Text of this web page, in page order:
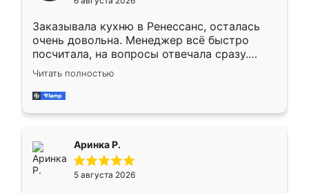
мебели буду заказывать только здесь.
Заказывала кухню в Ренессанс, осталась
очень довольна. Менеджер всё быстро
посчитала, на вопросы отвечала сразу.
Замерщик приехал в субботу, подошёл к
делу со всей ответственностью. Собрали
за день, ребята работали аккуратно, даже
Читать полностью
Аринка Р.
5 августа 2026